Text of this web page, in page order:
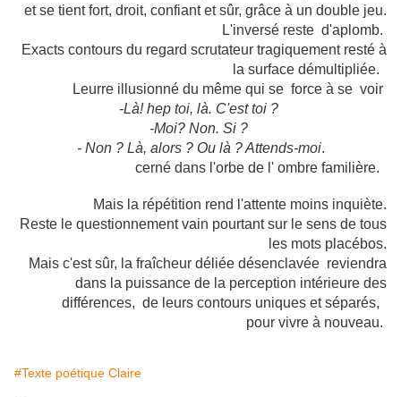
et se tient fort, droit, confiant et sûr, grâce à un double jeu.
L'inversé reste d'aplomb.
Exacts contours du regard scrutateur tragiquement resté à
la surface démultipliée.
Leurre illusionné du même qui se force à se voir
-Là! hep toi, là. C'est toi ?
-Moi? Non. Si ?
- Non ? Là, alors ? Ou là ? Attends-moi.
cerné dans l'orbe de l' ombre familière.
Mais la répétition rend l'attente moins inquiète.
Reste le questionnement vain pourtant sur le sens de tous
les mots placébos.
Mais c'est sûr, la fraîcheur déliée désenclavée reviendra
dans la puissance de la perception intérieure des
différences, de leurs contours uniques et séparés,
pour vivre à nouveau.
#Texte poétique Claire